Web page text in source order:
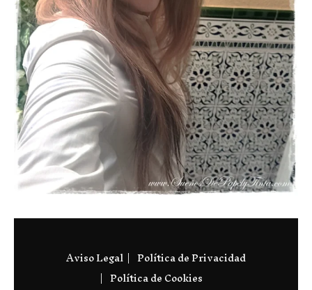
Aviso Legal
Política de Privacidad
Política de Cookies